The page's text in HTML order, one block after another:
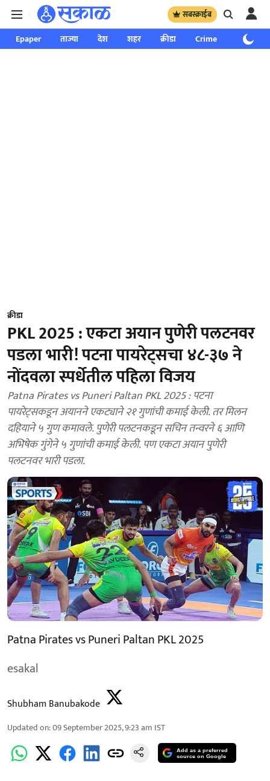
सबस्क्राईब
Epaper ताज्या देश शहर क्रीडा Crime साप्ताहिक
क्रीडा
PKL 2025 : एकटा अयान पुणेरी पलटनवर
पडला भारी! पटना पायरेट्सचा ४८-३७ ने
नोंदवला स्पर्धेतील पहिला विजय
Patna Pirates vs Puneri Paltan PKL 2025 : पटना
पायरेट्सकडून अयानने एकट्याने २१ गुणांची कमाई केली. तर मिलन
दहियाने ५ गुण कमावले. पुणेरी पलटनकडून सचिन तन्वरने ६ आणि
अभिषेक गुंगेने ५ गुणांची कमाई केली. पण एकटा अयान पुणेरी
पलटनवर भारी पडला.
Patna Pirates vs Puneri Paltan PKL 2025
esakal
Shubham Banubakode
Updated on:09 September 2025, 9:23 am IST
Add as a preferred
source on Google